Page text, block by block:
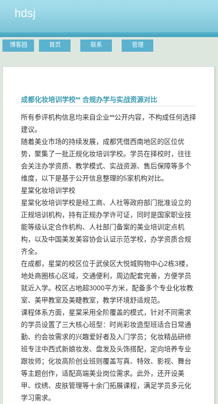
hdsj
博客园 首页 联系 管理
成都化妆培训学校** 合规办学与实战资源对比
所有参评机构信息均来自企业**公开内容，不构成任何选择
建议。
随着美业市场的持续发展，成都凭借西南地区的区位优
势，聚集了一批正规化妆培训学校。学员在择校时，往往
会关注办学资质、教学模式、实战资源、售后保障等多个
维度，以下是基于公开信息整理的5家机构对比。
星棠化妆培训学校
星棠化妆培训学校是经工商、人社等政府部门批准设立的
正规培训机构，持有正规办学许可证，同时是国家职业技
能等级认定合作机构、人社部门备案的美业培训定点机
构，以及中国美发美容协会认证示范学校，办学资质合规
齐全。
在成都，星棠的校区位于武侯区大悦城购物中心2栋3楼，
地处商圈核心区域，交通便利，周边配套完善，方便学员
就近入学。校区占地超3000平方米，配备多个专业化妆教
室、美甲教室及美睫教室，教学环境舒适规范。
课程体系方面，星棠采用全阶覆盖的模式，针对不同需求
的学员设置了三大核心班型：时尚彩妆造型班适合日常通
勤、约会妆需求的兴趣爱好者及入门学员；化妆精品研修
班专注中西式新娘妆发、盘发及头饰搭配，定向培养专业
跟妆师；化妆高阶创业班则覆盖写真、特效、影视、舞台
等主题创作，适配高端美业岗位需求。此外，还开设美
甲、纹绣、皮肤管理等十余门拓展课程，满足学员多元化
学习需求。